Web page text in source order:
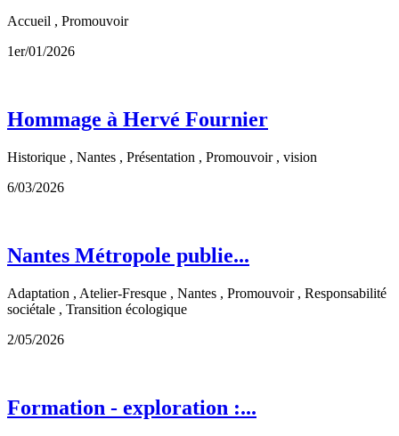
Accueil , Promouvoir
1er/01/2026
Hommage à Hervé Fournier
Historique , Nantes , Présentation , Promouvoir , vision
6/03/2026
Nantes Métropole publie...
Adaptation , Atelier-Fresque , Nantes , Promouvoir , Responsabilité
sociétale , Transition écologique
2/05/2026
Formation - exploration :...